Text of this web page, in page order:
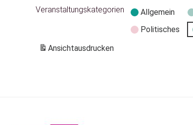
Veranstaltungskategorien Allgemein
Politisches
Ansichtausdrucken